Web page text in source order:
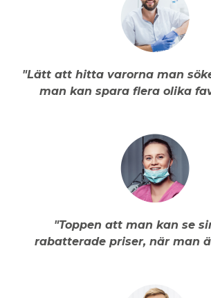
"Lätt att hitta varorna man
man kan spara flera olika
"Toppen att man kan se
rabatterade priser, när man